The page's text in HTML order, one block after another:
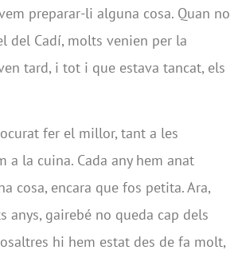
preparar-li alguna cosa. Quan no
del Cadí, molts venien per la
tard, i tot i que estava tancat, els
fer el millor, tant a les
a la cuina. Cada any hem anat
cosa, encara que fos petita. Ara,
anys, gairebé no queda cap dels
hi hem estat des de fa molt,